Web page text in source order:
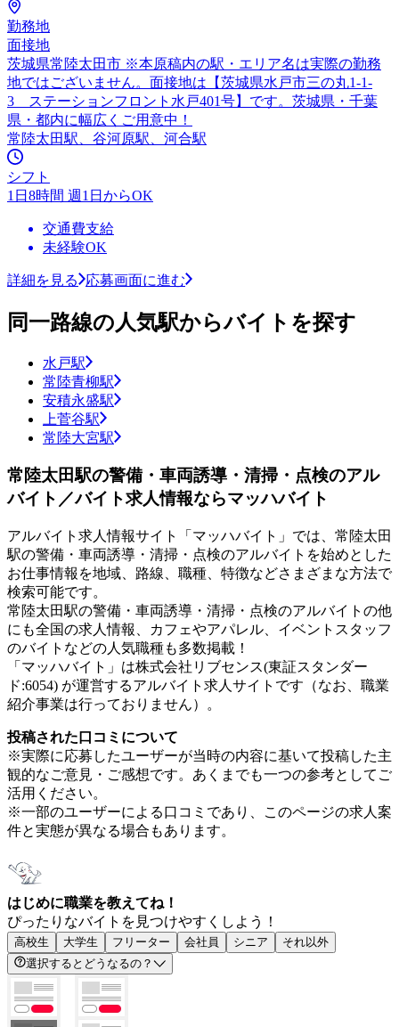
勤務地
面接地
茨城県常陸太田市 ※本原稿内の駅・エリア名は実際の勤務
地ではございません。面接地は【茨城県水戸市三の丸1-1-
3 ステーションフロント水戸401号】です。茨城県・千葉
県・都内に幅広くご用意中！
常陸太田駅、谷河原駅、河合駅
シフト
1日8時間 週1日からOK
交通費支給
未経験OK
詳細を見る 応募画面に進む
同一路線の人気駅からバイトを探す
水戸駅
常陸青柳駅
安積永盛駅
上菅谷駅
常陸大宮駅
常陸太田駅の警備・車両誘導・清掃・点検のアル
バイト／バイト求人情報ならマッハバイト
アルバイト求人情報サイト「マッハバイト」では、常陸太田
駅の警備・車両誘導・清掃・点検のアルバイトを始めとした
お仕事情報を地域、路線、職種、特徴などさまざまな方法で
検索可能です。
常陸太田駅の警備・車両誘導・清掃・点検のアルバイトの他
にも全国の求人情報、カフェやアパレル、イベントスタッフ
のバイトなどの人気職種も多数掲載！
「マッハバイト」は株式会社リブセンス(東証スタンダー
ド:6054) が運営するアルバイト求人サイトです（なお、職業
紹介事業は行っておりません）。
投稿された口コミについて
※実際に応募したユーザーが当時の内容に基いて投稿した主
観的なご意見・ご感想です。あくまでも一つの参考としてご
活用ください。
※一部のユーザーによる口コミであり、このページの求人案
件と実態が異なる場合もあります。
はじめに職業を教えてね！
ぴったりなバイトを見つけやすくしよう！
高校生 大学生 フリーター 会社員 シニア
それ以外
選択するとどうなるの？